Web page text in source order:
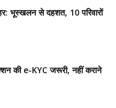
भूस्खलन से दहशत, 10 परिवारों
की e-KYC जरूरी, नहीं कराने